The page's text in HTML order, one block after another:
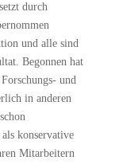
durch
und alle sind
Begonnen hat
und
in anderen
konservative
Mitarbeitern